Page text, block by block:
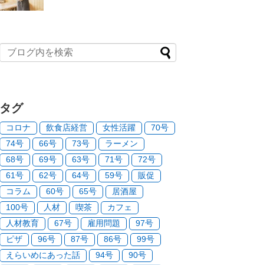
タグ
コロナ 飲食店経営 女性活躍
70号
74号
66号 73号
ラーメン
68号
69号 63号 71号
72号
61号
62号 64号 59号
販促
コラム
60号 65号
居酒屋
100号
人材 喫茶
カフェ
人材教育
67号 雇用問題
97号
ピザ
96号 87号 86号
99号
えらいめにあった話
94号
90号